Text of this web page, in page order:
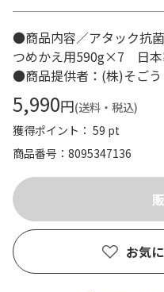
●商品内容／アタック抗
つめかえ用590g×7 日
●商品提供者：(株)そご
5,990円(送料・税込)
獲得ポイント： 59 pt
商品番号
8095347136
お気